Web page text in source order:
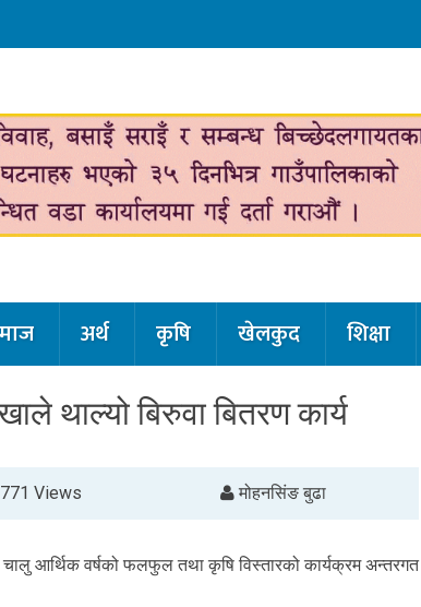
अर्थ कृषि खेलकुद शिक्षा
थाल्यो बिरुवा बितरण कार्य
771 Views मोहनसिंङ बुढा
आर्थिक वर्षको फलफुल तथा कृषि विस्तारको कार्यक्रम अन्तरगत